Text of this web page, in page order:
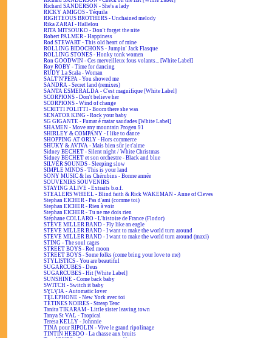
Richard SANDERSON - She's a lady
RICKY AMIGOS - Téquila
RIGHTEOUS BROTHERS - Unchained melody
Rika ZARAÏ - Hallelou
RITA MITSOUKO - Don't forget the nite
Robert PALMER - Happiness
Rod STEWART - This old heart of mine
ROLLING BIDOCHONS - Jumpin' Jack Flasque
ROLLING STONES - Honky tonk women
Ron GOODWIN - Ces merveilleux fous volants... [White Label]
Roy ROBY - Time for dancing
RUDY La Scala - Woman
SALT'N'PEPA - You showed me
SANDRA - Secret land (remixes)
SANTA ESMERALDA - C'est magnifique [White Label]
SCORPIONS - Don't believe her
SCORPIONS - Wind of change
SCRITTI POLITTI - Boom there she was
SENATOR KING - Rock your baby
SG GIGANTE - Fumar é matar saudades [White Label]
SHAMEN - Move any mountain Progen 91
SHIRLEY & COMPANY - I like to dance
SHOPPING AT ORLY - Hors commerce
SHUKY & AVIVA - Mais bien sûr je t'aime
Sidney BECHET - Silent night / White Christmas
Sidney BECHET et son orchestre - Black and blue
SILVER SOUNDS - Sleeping slow
SIMPLE MINDS - This is your land
SONY MUSIC & les Chérubins - Bonne année
SOUVENIRS SOUVENIRS
STAYING ALIVE - Extraits b.o.f.
STEALERS WHEEL - Blind faith & Rick WAKEMAN - Anne of Cleves
Stephan EICHER - Pas d'ami (comme toi)
Stephan EICHER - Rien à voir
Stephan EICHER - Tu ne me dois rien
Stéphane COLLARO - L'histoire de France (Flodor)
STEVE MILLER BAND - Fly like an eagle
STEVE MILLER BAND - I want to make the world turn around
STEVE MILLER BAND - I want to make the world turn around (maxi)
STING - The soul cages
STREET BOYS - Red moon
STREET BOYS - Some folks (come bring your love to me)
STYLISTICS - You are beautiful
SUGARCUBES - Deus
SUGARCUBES - Hit [White Label]
SUNSHINE - Come back baby
SWITCH - Switch it baby
SYLVIA - Automatic lover
TÉLÉPHONE - New York avec toi
TÉTINES NOIRES - Streap Teac
Tanita TIKARAM - Little sister leaving town
Tanya St VAL - Tropical
Teresa KELLY - Johnnie
TINA pour RIPOLIN - Vive le grand ripolinage
TINTIN HEBDO - La chasse aux bruits